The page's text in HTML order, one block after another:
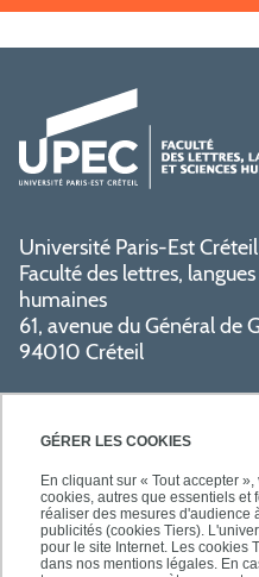
GÉRER LES COOKIES
En cliquant sur « Tout accepter
cookies, autres que essentiels et
réaliser des mesures d'audience
publicités (cookies Tiers).
pour le site Internet. Les cookies
dans nos mentions légales. En
Université Paris-Est Créteil
Faculté des lettres,
humaines
61, avenue du Général de
94010 Créteil
PRATIQUE